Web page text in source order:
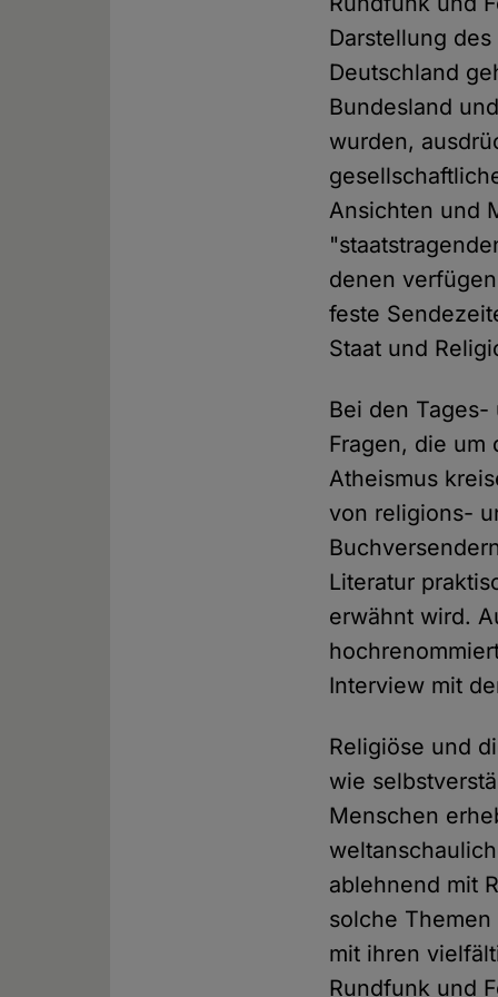
Darstellung
Deutschland
Bundesland
wurden,
Ansichten und
denen
feste
Staat und
Bei den
Fragen, die um
Atheismus
von religions-
Literatur
erwähnt wird.
Interview mit
Religiöse und
wie
Menschen
ablehnend mit
solche
mit ihren
Rundfunk und